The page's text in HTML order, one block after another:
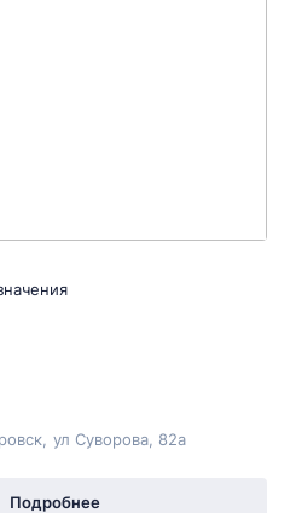
ул Суворова , 82а
Подробнее